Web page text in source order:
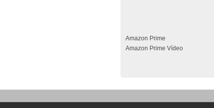
Amazon Prime
Amazon Prime Vídeo